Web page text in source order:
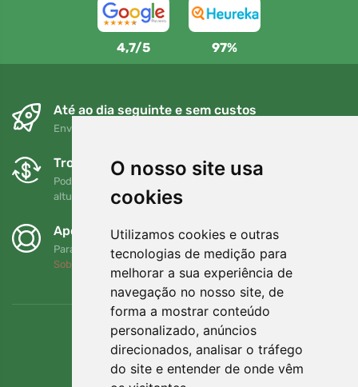
O nosso site usa
cookies
Utilizamos cookies e outras
tecnologias de medição para
melhorar a sua experiência de
navegação no nosso site, de
forma a mostrar conteúdo
personalizado, anúncios
direcionados, analisar o tráfego
do site e entender de onde vêm
4,7/5 97%
Até ao dia seguinte e sem custos
Envio gratuito para encomendas superiores a 80 EUR
Trocas e devoluções gratuitas
Pode devolver ou trocar a sua encomenda em qualquer
altura no prazo de 90 dias
Apoiamos a Trees.org
Para cada encomenda plantamos uma árvore! Leia mais
Sobre nós